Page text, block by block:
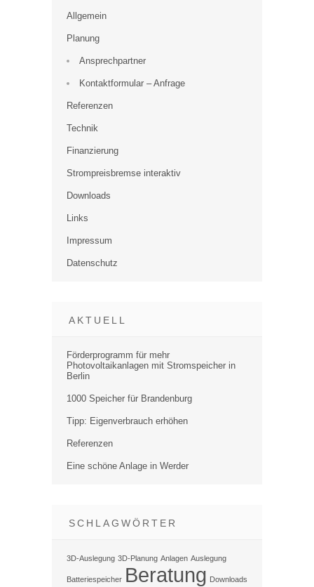
Allgemein
Planung
Ansprechpartner
Kontaktformular – Anfrage
Referenzen
Technik
Finanzierung
Strompreisbremse interaktiv
Downloads
Links
Impressum
Datenschutz
AKTUELL
Förderprogramm für mehr
Photovoltaikanlagen mit Stromspeicher in
Berlin
1000 Speicher für Brandenburg
Tipp: Eigenverbrauch erhöhen
Referenzen
Eine schöne Anlage in Werder
SCHLAGWÖRTER
3D-Auslegung 3D-Planung Anlagen Auslegung
Batteriespeicher Beratung Downloads